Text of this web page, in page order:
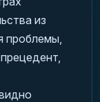
из
проблемы,